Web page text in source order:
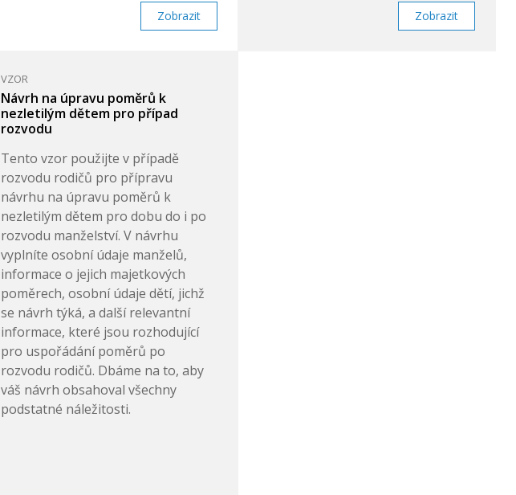
Zobrazit Zobrazit
VZOR
Návrh na úpravu poměrů k
nezletilým dětem pro případ
rozvodu
Tento vzor použijte v případě
rozvodu rodičů pro přípravu
návrhu na úpravu poměrů k
nezletilým dětem pro dobu do i po
rozvodu manželství. V návrhu
vyplníte osobní údaje manželů,
informace o jejich majetkových
poměrech, osobní údaje dětí, jichž
se návrh týká, a další relevantní
informace, které jsou rozhodující
pro uspořádání poměrů po
rozvodu rodičů. Dbáme na to, aby
váš návrh obsahoval všechny
podstatné náležitosti.